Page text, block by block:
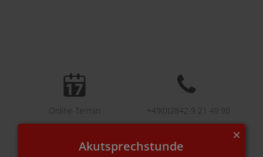
×
Akutsprechstunde
Online-Termin +49(0)2842-9 21 49 90